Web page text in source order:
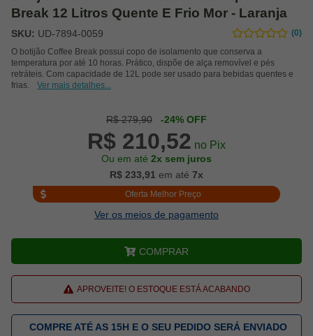
Break 12 Litros Quente E Frio Mor - Laranja
SKU: UD-7894-0059
(0)
O botijão Coffee Break possui copo de isolamento que conserva a
temperatura por até 10 horas. Prático, dispõe de alça removível e pés
retráteis. Com capacidade de 12L pode ser usado para bebidas quentes e
frias.
Ver mais detalhes...
R$ 279,90 -24% OFF
R$ 210,52 no Pix
Ou em até 2x sem juros
R$ 233,91 em até 7x
Oferta Melhor Preço
Ver os meios de pagamento
COMPRAR
APROVEITE! O ESTOQUE ESTÁ ACABANDO
COMPRE ATÉ AS 15H E O SEU PEDIDO SERÁ ENVIADO